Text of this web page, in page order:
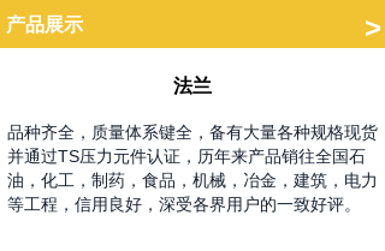
>
产品展示
法兰
品种齐全，质量体系键全，备有大量各种规格现货
并通过TS压力元件认证，历年来产品销往全国石
油，化工，制药，食品，机械，冶金，建筑，电力
等工程，信用良好，深受各界用户的一致好评。